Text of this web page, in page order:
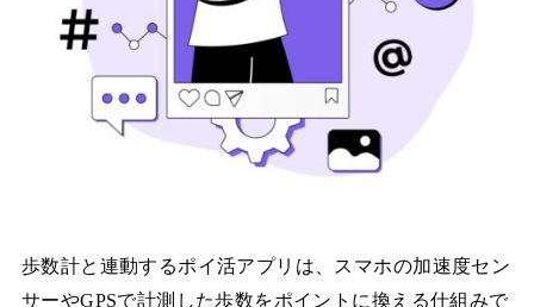
歩数計と連動するポイ活アプリは、スマホの加速度セン
サーやGPSで計測した歩数をポイントに換える仕組みで